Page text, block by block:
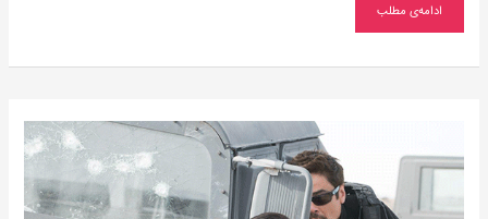
ادامه‌ی مطلب
به
قبلی